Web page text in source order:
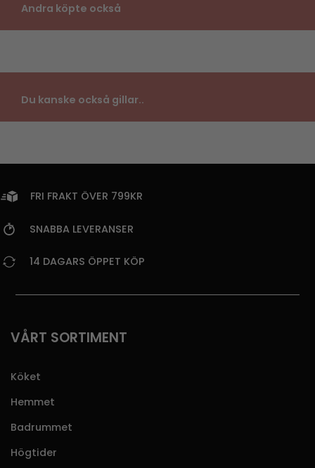
Andra köpte också
Du kanske också gillar..
FRI FRAKT ÖVER 799KR
SNABBA LEVERANSER
14 DAGARS ÖPPET KÖP
VÅRT SORTIMENT
Köket
Hemmet
Badrummet
Högtider